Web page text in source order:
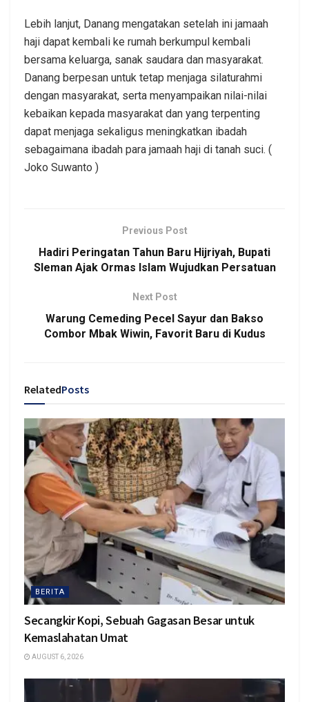
Lebih lanjut, Danang mengatakan setelah ini jamaah
haji dapat kembali ke rumah berkumpul kembali
bersama keluarga, sanak saudara dan masyarakat.
Danang berpesan untuk tetap menjaga silaturahmi
dengan masyarakat, serta menyampaikan nilai-nilai
kebaikan kepada masyarakat dan yang terpenting
dapat menjaga sekaligus meningkatkan ibadah
sebagaimana ibadah para jamaah haji di tanah suci. (
Joko Suwanto )
Previous Post
Hadiri Peringatan Tahun Baru Hijriyah, Bupati
Sleman Ajak Ormas Islam Wujudkan Persatuan
Next Post
Warung Cemeding Pecel Sayur dan Bakso
Combor Mbak Wiwin, Favorit Baru di Kudus
RelatedPosts
BERITA
Secangkir Kopi, Sebuah Gagasan Besar untuk
Kemaslahatan Umat
AUGUST 6, 2026